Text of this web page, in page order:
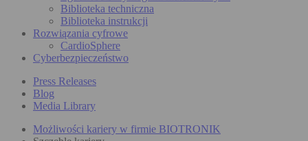
Biblioteka techniczna
Biblioteka instrukcji
Rozwiązania cyfrowe
CardioSphere
Cyberbezpieczeństwo
Press Releases
Blog
Media Library
Możliwości kariery w firmie BIOTRONIK